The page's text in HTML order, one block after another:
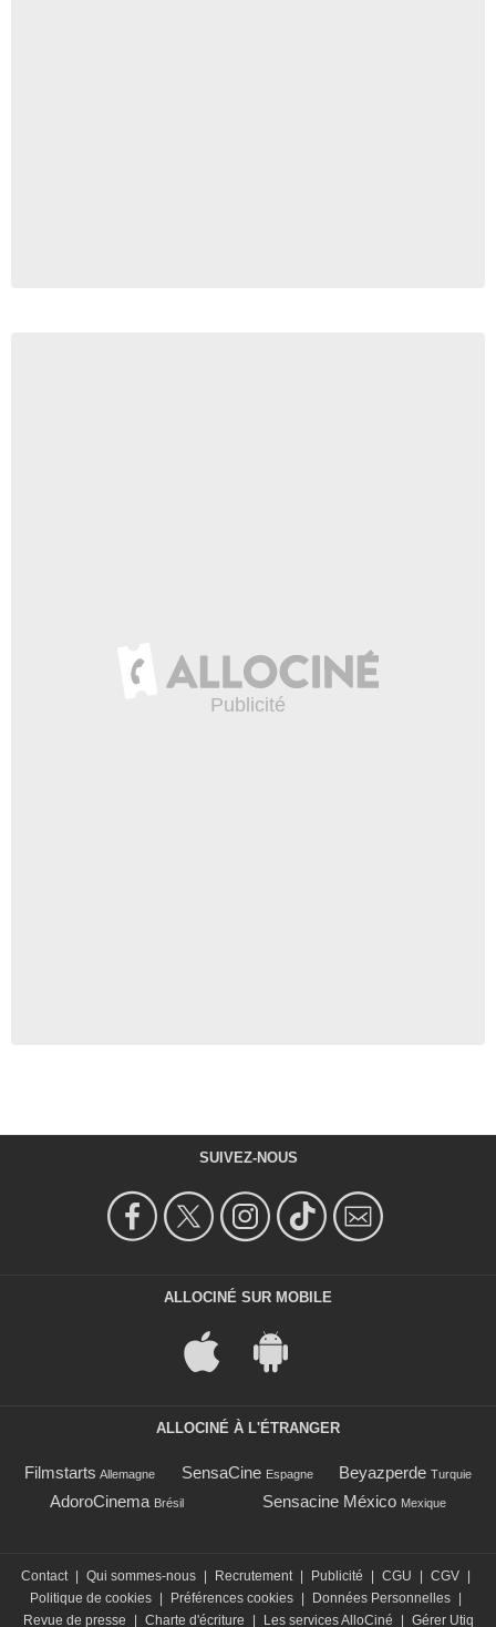
SUIVEZ-NOUS
ALLOCINÉ SUR MOBILE
ALLOCINÉ À L'ÉTRANGER
Filmstarts Allemagne SensaCine Espagne Beyazperde Turquie
AdoroCinema Brésil Sensacine México Mexique
Contact | Qui sommes-nous | Recrutement | Publicité | CGU | CGV |
Politique de cookies | Préférences cookies | Données Personnelles |
Revue de presse
| Charte d'écriture | Les services AlloCiné | Gérer Utiq